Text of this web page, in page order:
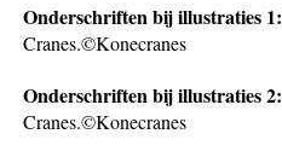
Onderschriften bij illustraties 1:
Cranes.©Konecranes
Onderschriften bij illustraties 2:
Cranes.©Konecranes